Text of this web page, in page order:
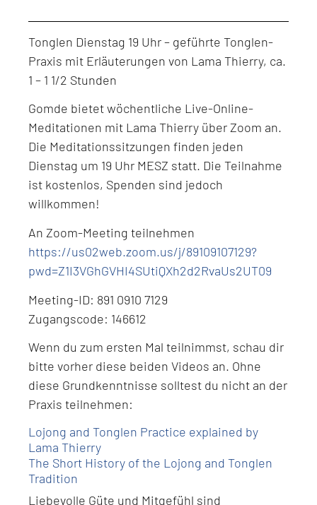
Tonglen Dienstag 19 Uhr – geführte Tonglen-
Praxis mit Erläuterungen von Lama Thierry, ca.
1 – 1 1/2 Stunden
Gomde bietet wöchentliche Live-Online-
Meditationen mit Lama Thierry über Zoom an.
Die Meditationssitzungen finden jeden
Dienstag um 19 Uhr MESZ statt. Die Teilnahme
ist kostenlos, Spenden sind jedoch
willkommen!
An Zoom-Meeting teilnehmen
https://us02web.zoom.us/j/89109107129?
pwd=Z1I3VGhGVHI4SUtiQXh2d2RvaUs2UT09
Meeting-ID: 891 0910 7129
Zugangscode: 146612
Wenn du zum ersten Mal teilnimmst, schau dir
bitte vorher diese beiden Videos an. Ohne
diese Grundkenntnisse solltest du nicht an der
Praxis teilnehmen:
Lojong and Tonglen Practice explained by
Lama Thierry
The Short History of the Lojong and Tonglen
Tradition
Liebevolle Güte und Mitgefühl sind